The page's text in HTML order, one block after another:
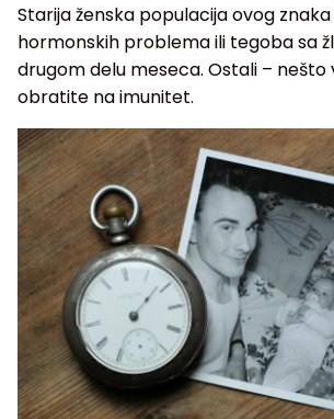
Starija ženska populacija ovog
hormonskih problema ili tegoba sa
drugom delu meseca. Ostali – nešto
obratite na imunitet.